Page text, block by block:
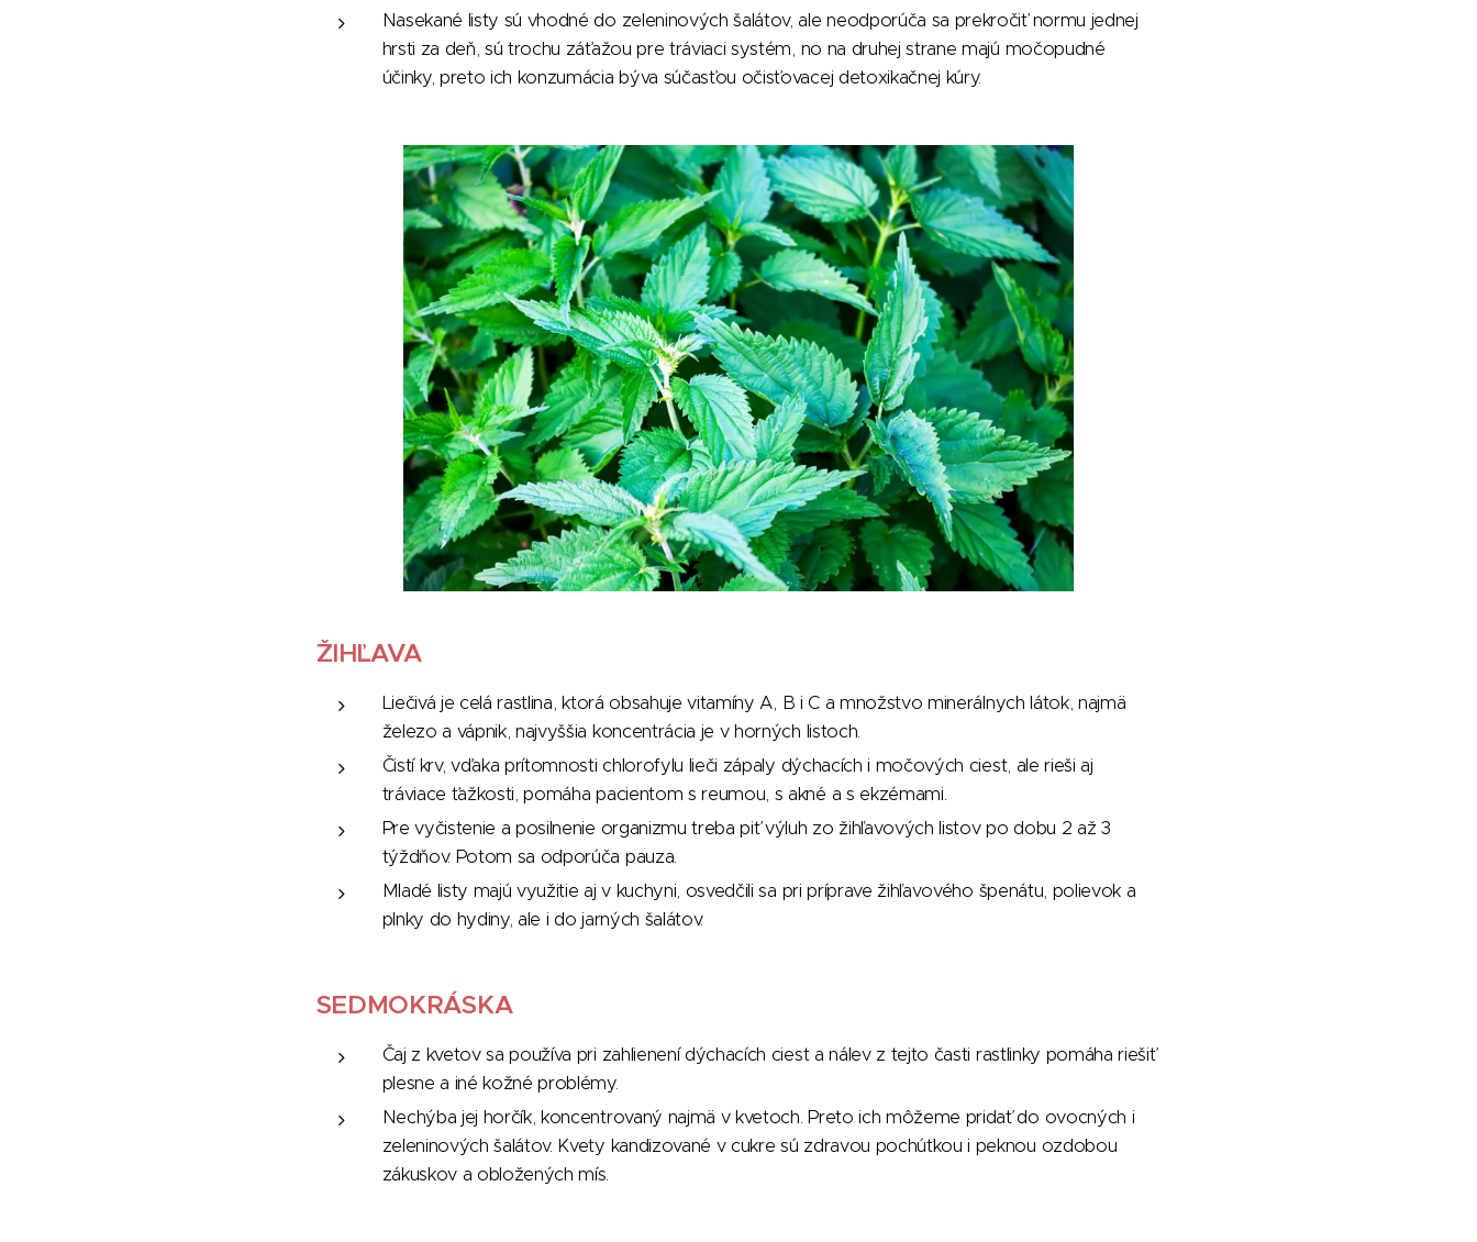
Nasekané listy sú vhodné do zeleninových šalátov, ale neodporúča sa prekročiť normu jednej
hrsti za deň, sú trochu záťažou pre tráviaci systém, no na druhej strane majú močopudné
účinky, preto ich konzumácia býva súčasťou očisťovacej detoxikačnej kúry.
ŽIHĽAVA
Liečivá je celá rastlina, ktorá obsahuje vitamíny A, B i C a množstvo minerálnych látok, najmä
železo a vápnik, najvyššia koncentrácia je v horných listoch.
Čistí krv, vďaka prítomnosti chlorofylu lieči zápaly dýchacích i močových ciest, ale rieši aj
tráviace ťažkosti, pomáha pacientom s reumou, s akné a s ekzémami.
Pre vyčistenie a posilnenie organizmu treba piť výluh zo žihľavových listov po dobu 2 až 3
týždňov. Potom sa odporúča pauza.
Mladé listy majú využitie aj v kuchyni, osvedčili sa pri príprave žihľavového špenátu, polievok a
plnky do hydiny, ale i do jarných šalátov.
SEDMOKRÁSKA
Čaj z kvetov sa používa pri zahlienení dýchacích ciest a nálev z tejto časti rastlinky pomáha riešiť
plesne a iné kožné problémy.
Nechýba jej horčík, koncentrovaný najmä v kvetoch. Preto ich môžeme pridať do ovocných i
zeleninových šalátov. Kvety kandizované v cukre sú zdravou pochúťkou i peknou ozdobou
zákuskov a obložených mís.